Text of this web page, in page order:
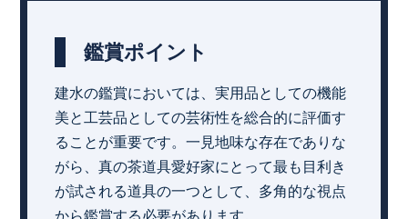
鑑賞ポイント
建水の鑑賞においては、実用品としての機能
美と工芸品としての芸術性を総合的に評価す
ることが重要です。一見地味な存在でありな
がら、真の茶道具愛好家にとって最も目利き
が試される道具の一つとして、多角的な視点
から鑑賞する必要があります。